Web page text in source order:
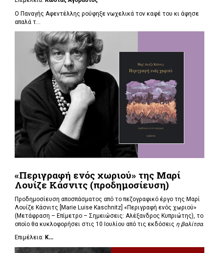
Ο Παναγής Αφεντέλλης ρούφηξε νωχελικά τον καφέ του κι άφησε
απαλά τ...
«Περιγραφή ενός χωριού» της Μαρί
Λουίζε Κάσνιτς (προδημοσίευση)
Προδημοσίευση αποσπάσματος από το πεζογραφικό έργο της Μαρί
Λουίζε Κάσνιτς [Marie Luise Kaschnitz] «Περιγραφή ενός χωριού»
(Μετάφραση – Επίμετρο – Σημειώσεις: Αλέξανδρος Κυπριώτης), το
οποίο θα κυκλοφορήσει στις 10 Ιουλίου από τις εκδόσεις η βαλίτσα.
Επιμέλεια: Κ...